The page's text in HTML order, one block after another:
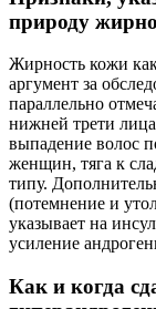
природу
Жирность кожи
аргумент за
параллельно
нижней трети
выпадение волос
женщин, тяга к
типу.
(потемнение и
указывает на
усиление
Как и когда